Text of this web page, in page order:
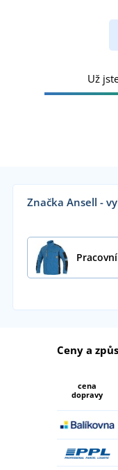
Už
Značka Ansell -
Ceny a
cena
dopravy